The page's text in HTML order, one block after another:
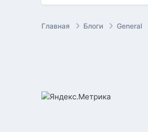
Главная Блоги General